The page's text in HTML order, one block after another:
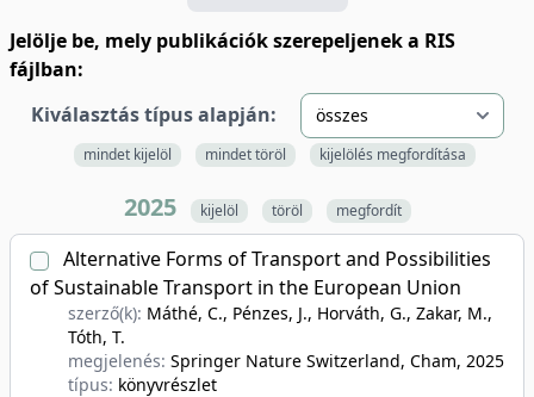
Jelölje be, mely publikációk szerepeljenek a RIS
fájlban:
Kiválasztás típus alapján:
mindet kijelöl mindet töröl kijelölés megfordítása
2025 kijelöl töröl megfordít
Alternative Forms of Transport and Possibilities
of Sustainable Transport in the European Union
szerző(k): Máthé, C., Pénzes, J., Horváth, G., Zakar, M.,
Tóth, T.
megjelenés: Springer Nature Switzerland, Cham, 2025
típus: könyvrészlet